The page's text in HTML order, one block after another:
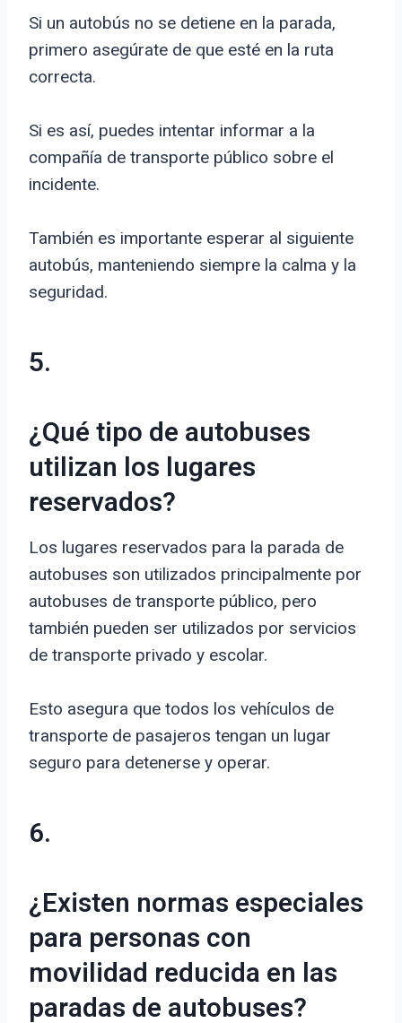
Si un autobús no se detiene en la parada,
primero asegúrate de que esté en la ruta
correcta.
Si es así, puedes intentar informar a la
compañía de transporte público sobre el
incidente.
También es importante esperar al siguiente
autobús, manteniendo siempre la calma y la
seguridad.
5.
¿Qué tipo de autobuses
utilizan los lugares
reservados?
Los lugares reservados para la parada de
autobuses son utilizados principalmente por
autobuses de transporte público, pero
también pueden ser utilizados por servicios
de transporte privado y escolar.
Esto asegura que todos los vehículos de
transporte de pasajeros tengan un lugar
seguro para detenerse y operar.
6.
¿Existen normas especiales
para personas con
movilidad reducida en las
paradas de autobuses?